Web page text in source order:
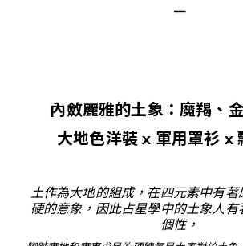
－
內斂麗雅的土象：魔羯 、
大地色洋裝 x 軍用罩衫 x
土作為大地的組成，在四元素中有
硬的意象，因此占星學中的土象人
個性，